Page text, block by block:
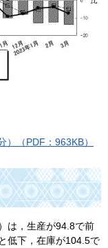
（PDF：963KB）
は，生産が94.8で前
低下，在庫が104.5で